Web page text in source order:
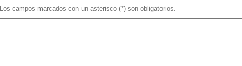
Los campos marcados con un asterisco (*) son obligatorios.